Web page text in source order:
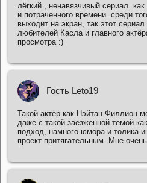
лёгкий , ненавязчивый сериал.
и потраченного времени. среди
выходит на экран, так этот
любителей Касла и главного
просмотра :)
Гость Leto19
Такой актёр как Нэйтан Филлион
даже с такой заезженной темой
подход, намного юмора и толика
проект притягательным. Мне